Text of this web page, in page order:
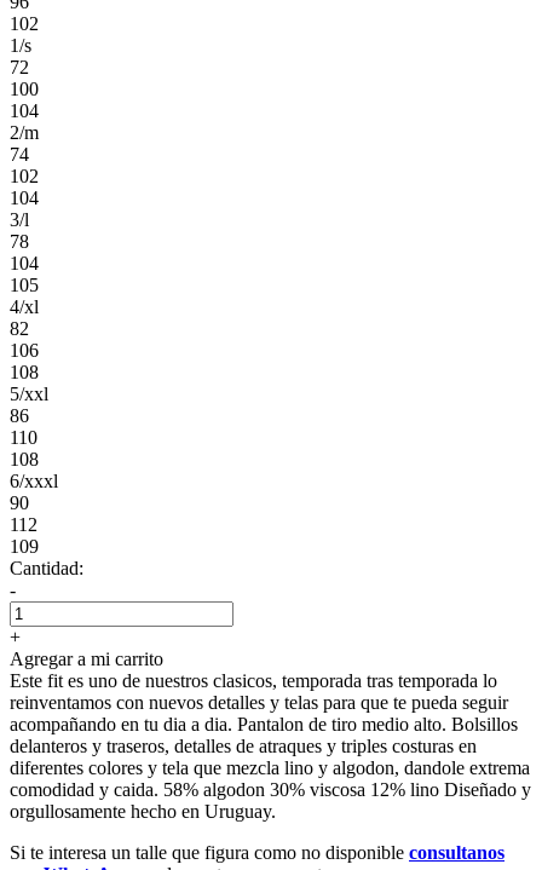
102
1/s
72
100
104
2/m
74
102
104
3/l
78
104
105
4/xl
82
106
108
5/xxl
86
110
108
6/xxxl
90
112
109
Cantidad:
-
+
Agregar a mi carrito
Este fit es uno de nuestros clasicos, temporada tras temporada lo
reinventamos con nuevos detalles y telas para que te pueda seguir
acompañando en tu dia a dia. Pantalon de tiro medio alto. Bolsillos
delanteros y traseros, detalles de atraques y triples costuras en
diferentes colores y tela que mezcla lino y algodon, dandole extrema
comodidad y caida. 58% algodon 30% viscosa 12% lino Diseñado y
orgullosamente hecho en Uruguay.
Si te interesa un talle que figura como no disponible consultanos